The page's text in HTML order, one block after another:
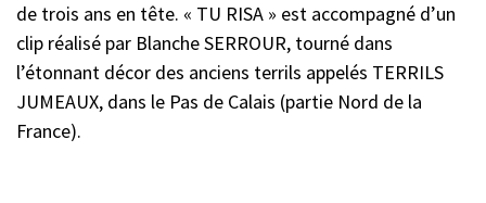
de trois ans en tête. « TU RISA » est accompagné d’un
clip réalisé par Blanche SERROUR, tourné dans
l’étonnant décor des anciens terrils appelés TERRILS
JUMEAUX, dans le Pas de Calais (partie Nord de la
France).